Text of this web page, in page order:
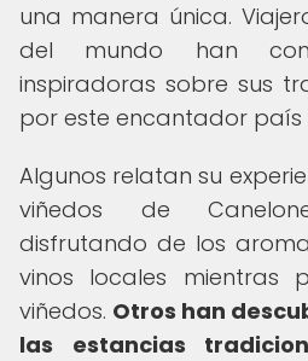
una manera única.
del mundo han
inspiradoras sobre sus
por este encantador país
Algunos relatan su
viñedos de
disfrutando de los
vinos locales mientras
viñedos. Otros han
las estancias